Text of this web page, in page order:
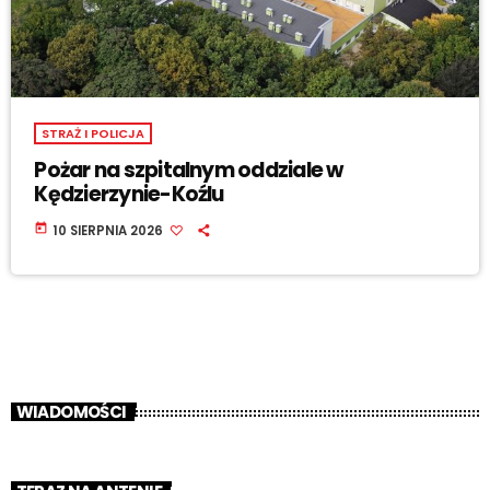
STRAŻ I POLICJA
Pożar na szpitalnym oddziale w
Kędzierzynie-Koźlu
today 10 SIERPNIA 2026
WIADOMOŚCI